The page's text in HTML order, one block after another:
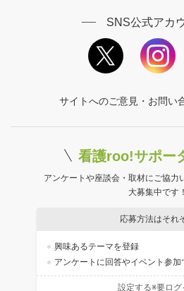
SNS公式アカ
サイトへのご意見・お問い
看護roo!サポー
アンケートや座談会・取材にご協力
大募集中です！
応募方法はそれ
興味あるテーマを登録
アンケートに回答やイベント参加
設定する※要ログ